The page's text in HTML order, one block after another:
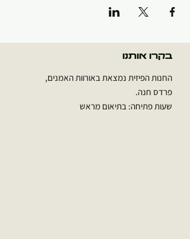
בקרו אותנו
החנות הפיזית נמצאת באורוות האמנים,
פרדס חנה.
שעות פתיחה: בתיאום מראש